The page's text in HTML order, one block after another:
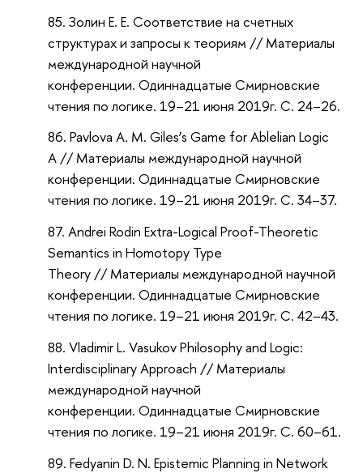
Золин Е. Е. Соответствие на счетных
структурах и запросы к теориям // Материалы
международной научной
конференции. Одиннадцатые Смирновские
чтения по логике. 19–21 июня 2019г. С. 24–26.
Pavlova A. M. Giles’s Game for Ablelian Logic
A // Материалы международной научной
конференции. Одиннадцатые Смирновские
чтения по логике. 19–21 июня 2019г. С. 34–37.
Andrei Rodin Extra-Logical Proof-Theoretic
Semantics in Homotopy Type
Theory // Материалы международной научной
конференции. Одиннадцатые Смирновские
чтения по логике. 19–21 июня 2019г. С. 42–43.
Vladimir L. Vasukov Philosophy and Logic:
Interdisciplinary Approach // Материалы
международной научной
конференции. Одиннадцатые Смирновские
чтения по логике. 19–21 июня 2019г. С. 60–61.
Fedyanin D. N. Epistemic Planning in Network